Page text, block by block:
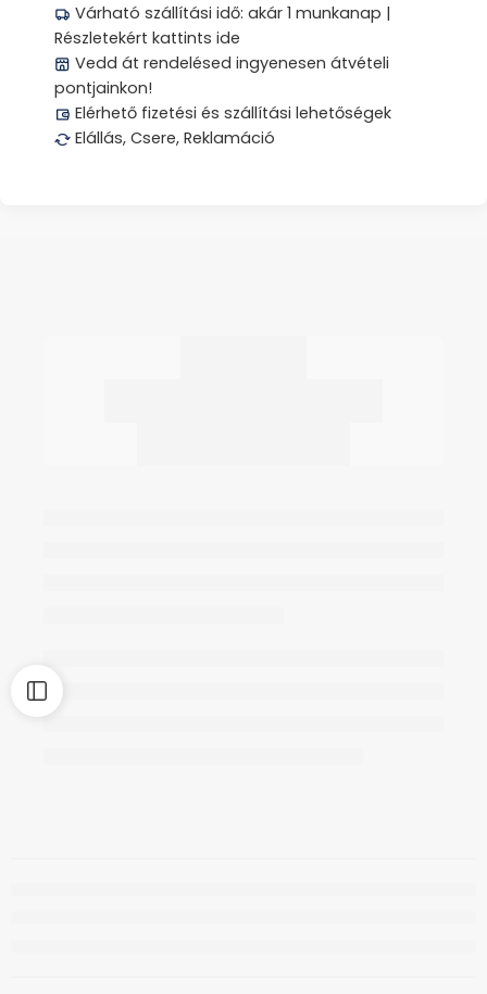
Várható szállítási idő: akár 1 munkanap |
Részletekért kattints ide
Vedd át rendelésed ingyenesen átvételi
pontjainkon!
Elérhető fizetési és szállítási lehetőségek
Elállás, Csere, Reklamáció